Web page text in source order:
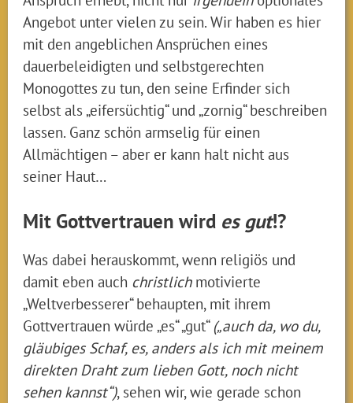
Angebot unter vielen zu sein. Wir haben es hier
mit den angeblichen Ansprüchen eines
dauerbeleidigten und selbstgerechten
Monogottes zu tun, den seine Erfinder sich
selbst als „eifersüchtig“ und „zornig“ beschreiben
lassen. Ganz schön armselig für einen
Allmächtigen – aber er kann halt nicht aus
seiner Haut…
Mit Gottvertrauen wird es gut!?
Was dabei herauskommt, wenn religiös und
damit eben auch christlich motivierte
„Weltverbesserer“ behaupten, mit ihrem
Gottvertrauen würde „es“ „gut“ („auch da, wo du,
gläubiges Schaf, es, anders als ich mit meinem
direkten Draht zum lieben Gott, noch nicht
sehen kannst“), sehen wir, wie gerade schon